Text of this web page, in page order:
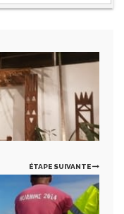
ÉTAPE SUIVANTE